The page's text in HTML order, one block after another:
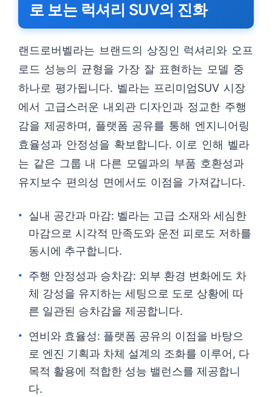
로 보는 럭셔리 SUV의 진화
랜드로버벨라는 브랜드의 상징인 럭셔리와 오프
로드 성능의 균형을 가장 잘 표현하는 모델 중
하나로 평가됩니다. 벨라는 프리미엄SUV 시장
에서 고급스러운 내외관 디자인과 정교한 주행
감을 제공하며, 플랫폼 공유를 통해 엔지니어링
효율성과 안정성을 확보합니다. 이로 인해 벨라
는 같은 그룹 내 다른 모델과의 부품 호환성과
유지보수 편의성 면에서도 이점을 가져갑니다.
실내 공간과 마감: 벨라는 고급 소재와 세심한
마감으로 시각적 만족도와 운전 피로도 저하를
동시에 추구합니다.
주행 안정성과 승차감: 외부 환경 변화에도 차
체 강성을 유지하는 세팅으로 도로 상황에 따
른 일관된 승차감을 제공합니다.
연비와 효율성: 플랫폼 공유의 이점을 바탕으
로 엔진 기획과 차체 설계의 조화를 이루어, 다
목적 활용에 적합한 성능 밸런스를 제공합니
다.